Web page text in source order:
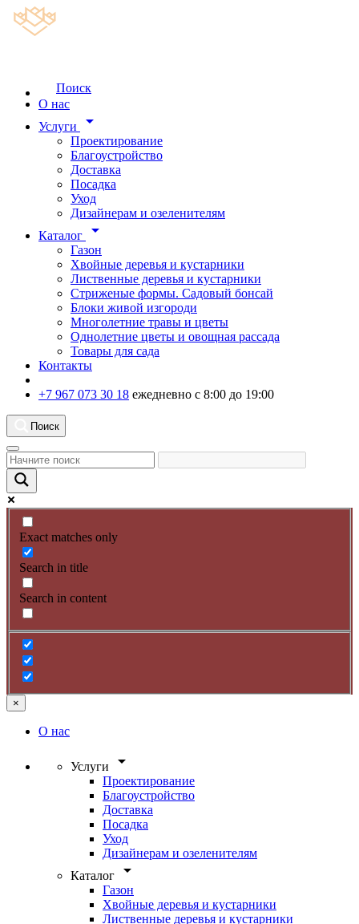
Поиск
О нас
Услуги
arrow_drop_down
Проектирование
Благоустройство
Доставка
Посадка
Уход
Дизайнерам и озеленителям
Каталог
arrow_drop_down
Газон
Хвойные деревья и кустарники
Лиственные деревья и кустарники
Стриженые формы. Садовый бонсай
Блоки живой изгороди
Многолетние травы и цветы
Однолетние цветы и овощная рассада
Товары для сада
Контакты
+7 967 073 30 18 ежедневно с 8:00 до 19:00
Поиск
Exact matches only
Search in title
Search in content
×
О нас
Услуги arrow_drop_down
Проектирование
Благоустройство
Доставка
Посадка
Уход
Дизайнерам и озеленителям
Каталог
arrow_drop_down
Газон
Хвойные деревья и кустарники
Лиственные деревья и кустарники